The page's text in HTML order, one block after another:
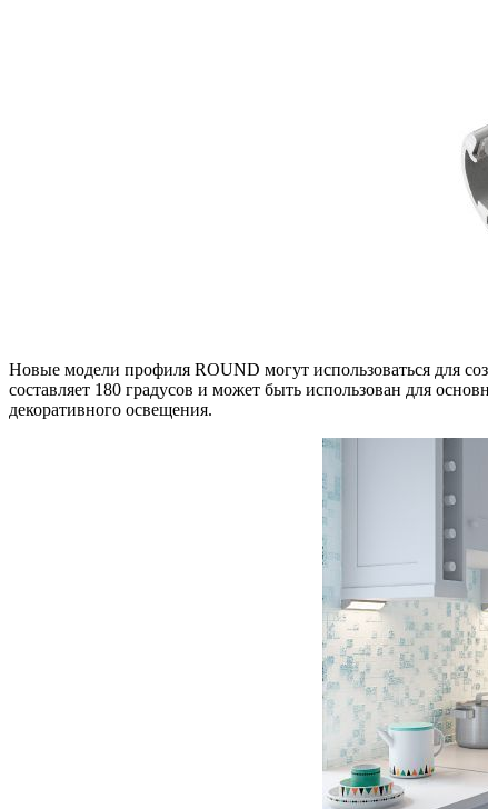
Новые модели профиля ROUND могут использоваться для
составляет 180 градусов и может быть использован для
декоративного освещения.